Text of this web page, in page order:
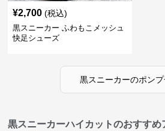
¥2,700 (税込)
黒スニーカー ふわもこメッシュ
快足シューズ
黒スニーカーのポンプ
黒スニーカーハイカットのおすすめ